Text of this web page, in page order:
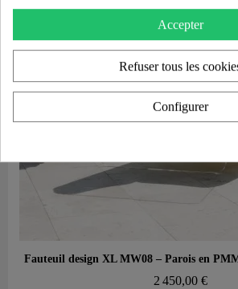
Aperçu rapide
2 450,00 €
Accepter
Refuser tous les
Configurer